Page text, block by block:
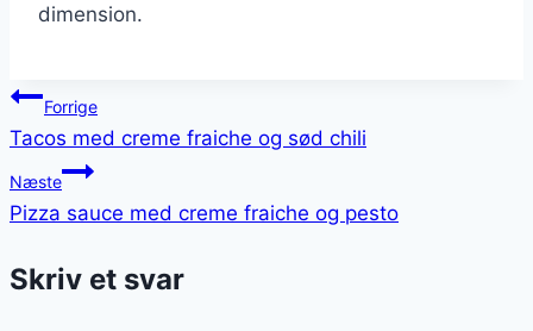
dimension.
Indlægsnavigation
Forrige
Tacos med creme fraiche og sød chili
Næste
Pizza sauce med creme fraiche og pesto
Skriv et svar